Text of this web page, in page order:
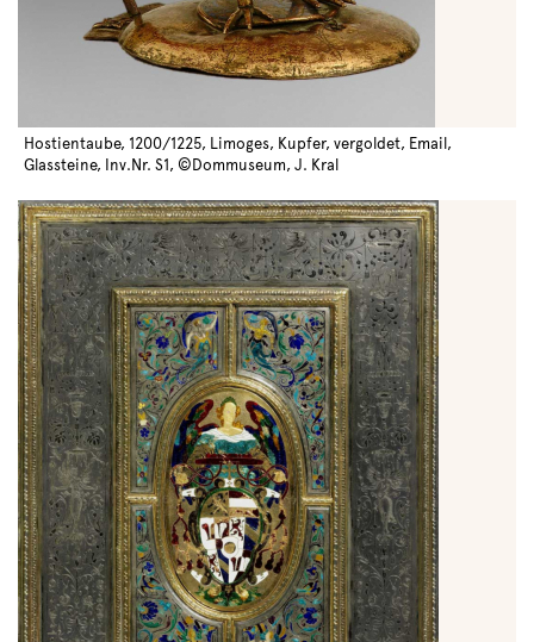
Hostientaube, 1200/1225, Limoges, Kupfer, vergoldet, Email,
Glassteine, Inv.Nr. S1, ©Dommuseum, J. Kral